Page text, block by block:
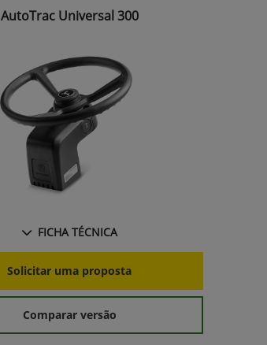
AutoTrac Universal 300
FICHA TÉCNICA
Solicitar uma proposta
Comparar versão